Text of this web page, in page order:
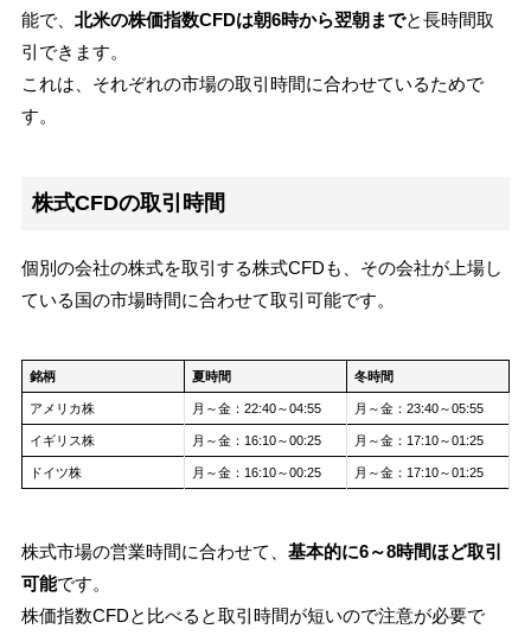
能で、 北米の株価指数CFDは朝6時から翌朝までと長時間取
引できます。
これは、それぞれの市場の取引時間に合わせているためで
す。
株式CFDの取引時間
個別の会社の株式を取引する株式CFDも、その会社が上場し
ている国の市場時間に合わせて取引可能です。
銘柄 夏時間 冬時間
アメリカ株 月～金：22:40～04:55 月～金：23:40～05:55
イギリス株 月～金：16:10～00:25 月～金：17:10～01:25
ドイツ株 月～金：16:10～00:25 月～金：17:10～01:25
株式市場の営業時間に合わせて、 基本的に6～8時間ほど取引
可能です。
株価指数CFDと比べると取引時間が短いので注意が必要で